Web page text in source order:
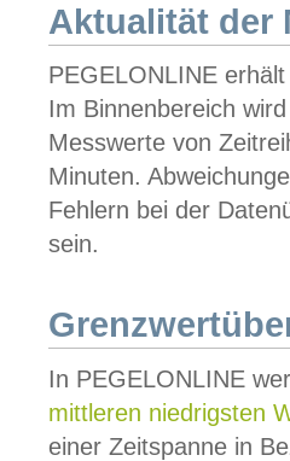
Aktualität der
PEGELONLINE
Im Binnenbereich
Messwerte von
Minuten.
Fehlern bei der
sein.
In PEGELONLINE
mittleren niedrigsten
einer Zeitspanne in